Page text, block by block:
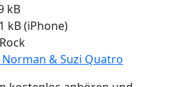
kB
kB (iPhone)
Norman & Suzi Quatro